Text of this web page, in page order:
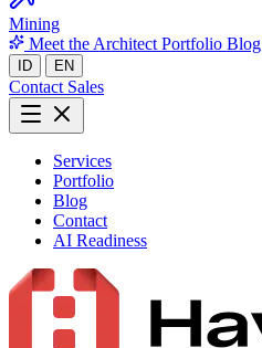
Mining
Meet the Architect Portfolio Blog
ID EN
Contact Sales
Services
Portfolio
Blog
Contact
AI Readiness